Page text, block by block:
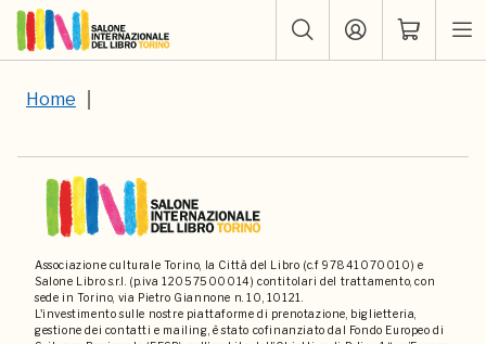
Home
Associazione culturale Torino, la Città del Libro (c.f 97841070010) e
Salone Libro s.r.l. (p.iva 12057500014) contitolari del trattamento, con
sede in Torino, via Pietro Giannone n. 10, 10121.
L'investimento sulle nostre piattaforme di prenotazione, biglietteria,
gestione dei contatti e mailing, è stato cofinanziato dal Fondo Europeo di